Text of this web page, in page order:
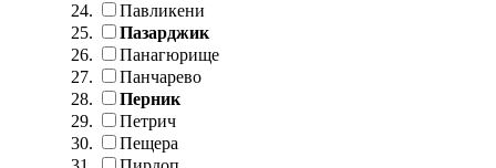
Павликени
Пазарджик
Панагюрище
Панчарево
Перник
Петрич
Пещера